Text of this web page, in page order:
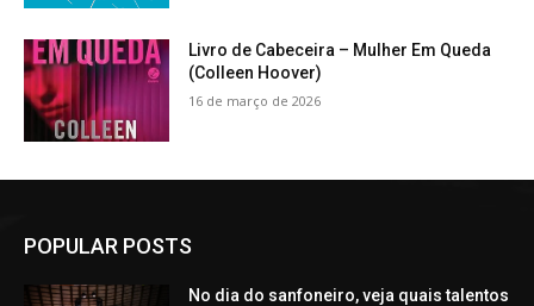
Livro de Cabeceira – Mulher Em Queda
(Colleen Hoover)
16 de março de 2026
POPULAR POSTS
No dia do sanfoneiro, veja quais talentos